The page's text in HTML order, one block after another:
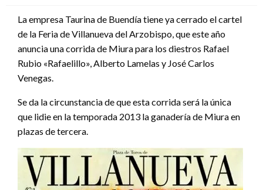
La empresa Taurina de Buendía tiene ya cerrado el cartel
de la Feria de Villanueva del Arzobispo, que este año
anuncia una corrida de Miura para los diestros Rafael
Rubio «Rafaelillo», Alberto Lamelas y José Carlos
Venegas.
Se da la circunstancia de que esta corrida será la única
que lidie en la temporada 2013 la ganadería de Miura en
plazas de tercera.